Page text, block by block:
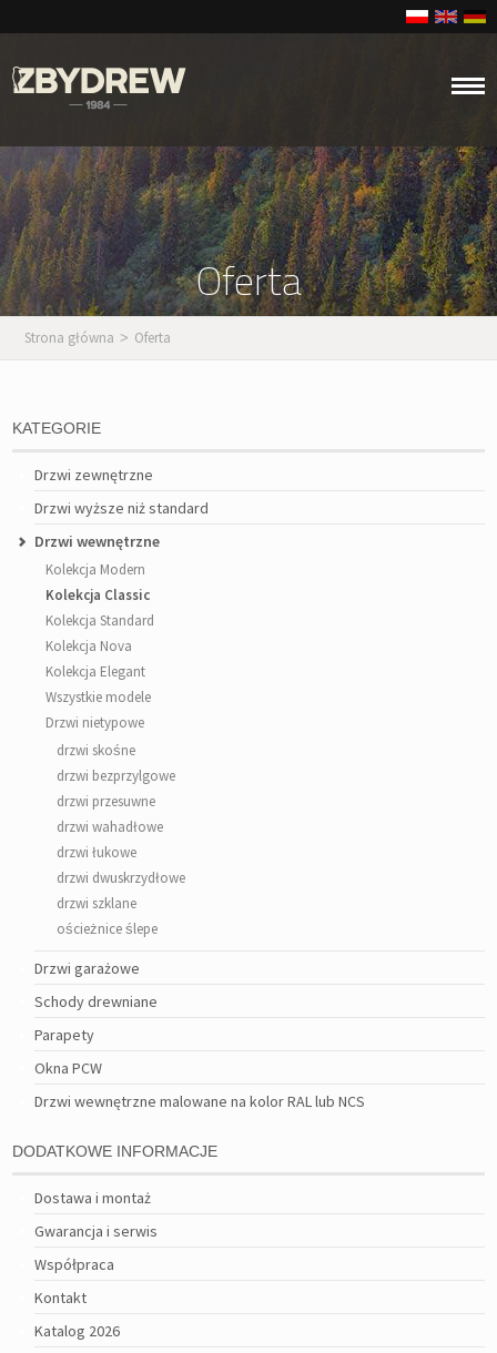
Oferta
Strona główna > Oferta
KATEGORIE
Drzwi zewnętrzne
Drzwi wyższe niż standard
Drzwi wewnętrzne
Kolekcja Modern
Kolekcja Classic
Kolekcja Standard
Kolekcja Nova
Kolekcja Elegant
Wszystkie modele
Drzwi nietypowe
drzwi skośne
drzwi bezprzylgowe
drzwi przesuwne
drzwi wahadłowe
drzwi łukowe
drzwi dwuskrzydłowe
drzwi szklane
ościeżnice ślepe
Drzwi garażowe
Schody drewniane
Parapety
Okna PCW
Drzwi wewnętrzne malowane na kolor RAL lub NCS
DODATKOWE INFORMACJE
Dostawa i montaż
Gwarancja i serwis
Współpraca
Kontakt
Katalog 2026